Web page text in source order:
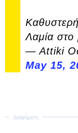
Λαμία στο
— Attiki
May 15,